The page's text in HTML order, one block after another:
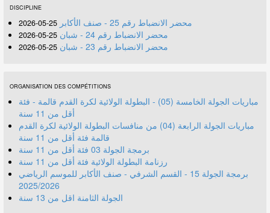
DISCIPLINE
محضر الانضباط رقم 25 - صنف الأكابر 25-05-2026
محضر الانضباط رقم 24 - شبان 25-05-2026
محضر الانضباط رقم 23 - شبان 25-05-2026
ORGANISATION DES COMPÉTITIONS
مباريات الجولة الخامسة (05) - البطولة الولائية لكرة القدم قالمة - فئة
أقل من 11 سنة
مباريات الجولة الرابعة (04) من منافسات البطولة الولائية لكرة القدم
قالمة فئة أقل من 11 سنة
برمجة الجولة 03 فئة أقل من 11 سنة
رزنامة البطولة الولائية فئة أقل من 11 سنة
برمجة الجولة 15 - القسم الشرفي - صنف الأكابر للموسم الرياضي
2025/2026
الجولة الثامنة اقل من 13 سنة